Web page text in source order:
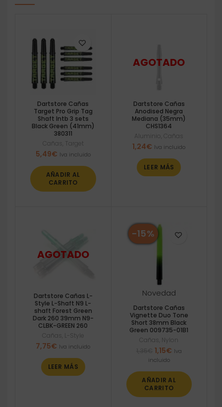
Dartstore Cañas
Target Pro Grip Tag
Shaft Intb 3 sets
Black Green (41mm)
380311
Cañas Target
5,49€ Iva incluido
AÑADIR AL
CARRITO
Dartstore Cañas
Anodised Negra
Mediana (35mm)
CHS1364
Aluminio ,Cañas
1,24€ Iva incluido
LEER MÁS
Dartstore Cañas L-
Style L-Shaft N9 L-
shaft Forest Green
Dark 260 39mm N9-
CLBK-GREEN 260
Cañas L-Style
7,75€ Iva incluido
LEER MÁS
-15%
Novedad
Dartstore Cañas
Vignette Duo Tone
Short 38mm Black
Green 009735-01B1
Cañas Nylon
El
precio
era:
1,35€.
1,15€El
es:
1,15€.
Iva
incluido
AÑADIR AL
CARRITO